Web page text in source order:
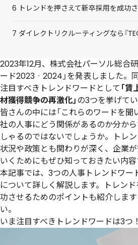
6 トレンドを押さえて新卒採用を成功
7 ダイレクトリクルーティングなら『
2023年12月、株式会社パーソル総合
ード2023‐2024」を発表しました。
注目すべきトレンドワードとして 「賃
材獲得競争の再激化」の3つを挙げてい
皆さんの中には「これらのワードを聞
社の人事にどう関係があるのか分か
しゃるのではないでしょうか。トレ
状況や政策とも関わりが深く、企業
いくためにもぜひ知っておきたい内容
本記事では、3つの人事トレンドワー
について詳しく解説します。トレン
功させるためのポイントも紹介しま
い。
いま注目すべきトレンドワードは3つ！